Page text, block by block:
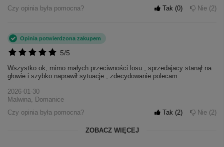
Czy opinia była pomocna?
Tak 0 Nie 2
5/5
Opinia potwierdzona zakupem
Wszystko ok, mimo małych przeciwności losu , sprzedajacy stanął na
głowie i szybko naprawił sytuacje , zdecydowanie polecam.
2026-01-30
Malwina, Domanice
Czy opinia była pomocna?
Tak 2 Nie 2
ZOBACZ WIĘCEJ